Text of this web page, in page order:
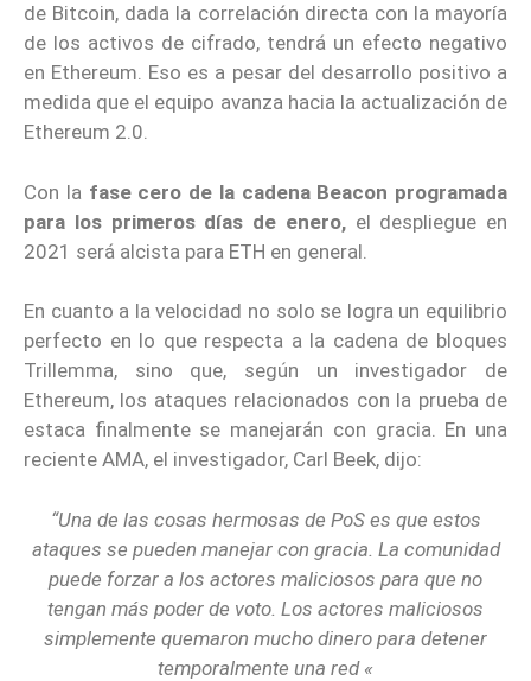
de Bitcoin, dada la correlación directa con la mayoría
de los activos de cifrado, tendrá un efecto negativo
en Ethereum. Eso es a pesar del desarrollo positivo a
medida que el equipo avanza hacia la actualización de
Ethereum 2.0.
Con la fase cero de la cadena Beacon programada
para los primeros días de enero,el despliegue en
2021 será alcista para ETH en general.
En cuanto a la velocidad no solo se logra un equilibrio
perfecto en lo que respecta a la cadena de bloques
Trillemma, sino que, según un investigador de
Ethereum, los ataques relacionados con la prueba de
estaca finalmente se manejarán con gracia. En una
reciente AMA, el investigador, Carl Beek, dijo:
“Una de las cosas hermosas de PoS es que estos
ataques se pueden manejar con gracia. La comunidad
puede forzar a los actores maliciosos para que no
tengan más poder de voto. Los actores maliciosos
simplemente quemaron mucho dinero para detener
temporalmente una red «